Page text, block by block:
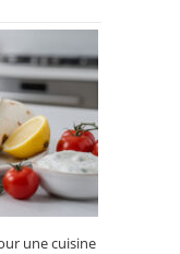
une cuisine